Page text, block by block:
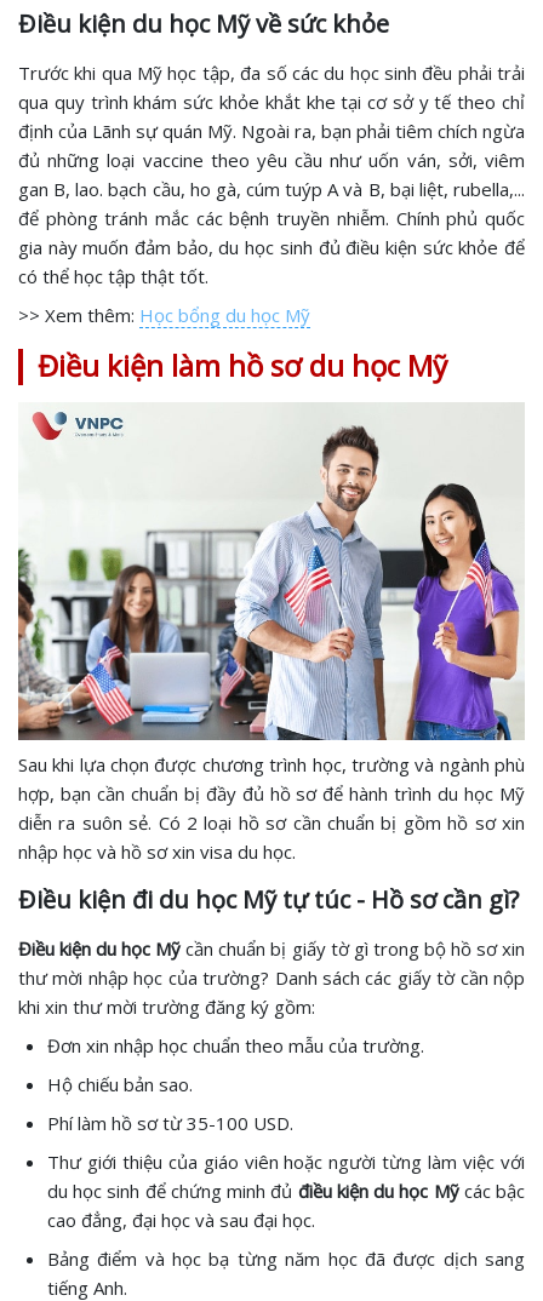
Điều kiện du học Mỹ về sức khỏe
Trước khi qua Mỹ học tập, đa số các du học sinh đều phải trải
qua quy trình khám sức khỏe khắt khe tại cơ sở y tế theo chỉ
định của Lãnh sự quán Mỹ. Ngoài ra, bạn phải tiêm chích ngừa
đủ những loại vaccine theo yêu cầu như uốn ván, sởi, viêm
gan B, lao. bạch cầu, ho gà, cúm tuýp A và B, bại liệt, rubella,...
để phòng tránh mắc các bệnh truyền nhiễm. Chính phủ quốc
gia này muốn đảm bảo, du học sinh đủ điều kiện sức khỏe để
có thể học tập thật tốt.
>> Xem thêm: Học bổng du học Mỹ
Điều kiện làm hồ sơ du học Mỹ
Sau khi lựa chọn được chương trình học, trường và ngành phù
hợp, bạn cần chuẩn bị đầy đủ hồ sơ để hành trình du học Mỹ
diễn ra suôn sẻ. Có 2 loại hồ sơ cần chuẩn bị gồm hồ sơ xin
nhập học và hồ sơ xin visa du học.
Điều kiện đi du học Mỹ tự túc - Hồ sơ cần gì?
Điều kiện du học Mỹ cần chuẩn bị giấy tờ gì trong bộ hồ sơ xin
thư mời nhập học của trường? Danh sách các giấy tờ cần nộp
khi xin thư mời trường đăng ký gồm:
Đơn xin nhập học chuẩn theo mẫu của trường.
Hộ chiếu bản sao.
Phí làm hồ sơ từ 35-100 USD.
Thư giới thiệu của giáo viên hoặc người từng làm việc với
du học sinh để chứng minh đủ điều kiện du học Mỹcác bậc
cao đẳng, đại học và sau đại học.
Bảng điểm và học bạ từng năm học đã được dịch sang
tiếng Anh.